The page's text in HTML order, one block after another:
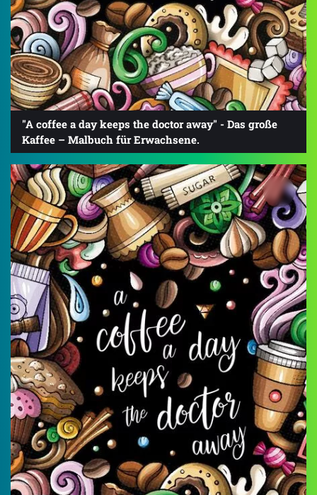
"A coffee a day keeps the doctor away" - Das große
Kaffee – Malbuch für Erwachsene.